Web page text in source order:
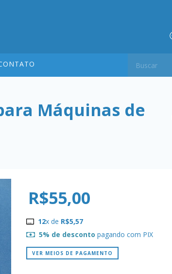
Máquinas de
R$55,00
12x de R$5,57
5% de desconto pagando com PIX
VER MEIOS DE PAGAMENTO